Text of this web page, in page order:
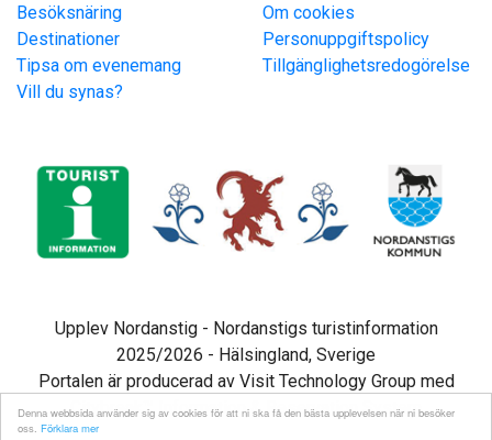
Denna webbsida använder sig av cookies för att ni ska få den bästa upplevelsen när ni besöker
oss. Förklara mer
Besöksnäring
Destinationer
Tipsa om evenemang
Vill du synas?
Om cookies
Personuppgiftspolicy
Tillgänglighetsredogörelse
Upplev Nordanstig - Nordanstigs turistinformation
2025/2026 - Hälsingland, Sverige
Portalen är producerad av Visit Technology Group med
Citybreak™ Information & Reservation System